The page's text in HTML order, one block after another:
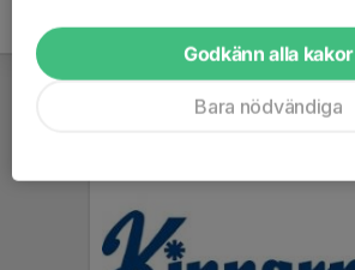
Godkänn alla kakor
Bara nödvändiga